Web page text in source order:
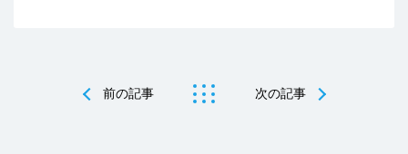
前の記事 次の記事